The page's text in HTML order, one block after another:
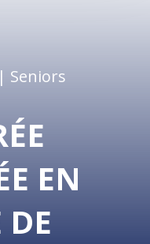
Seniors
EN
DE